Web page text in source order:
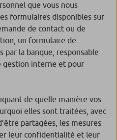
que vous nous
formulaires disponibles sur
de contact ou de
un formulaire de
la banque, responsable
gestion interne et pour
de quelle manière vos
elles sont traitées, avec
partagées, les mesures
leur confidentialité et leur